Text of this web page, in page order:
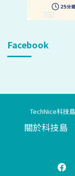
Facebook
TechNice科技
關於科技島